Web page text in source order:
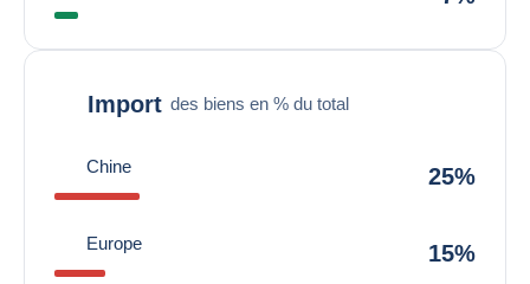
Import des biens en % du total
Chine 25%
Europe 15%